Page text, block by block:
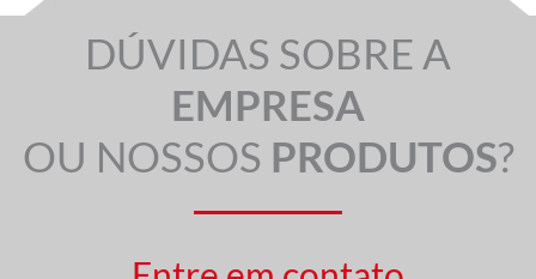
DÚVIDAS SOBRE A
EMPRESA
OU NOSSOS PRODUTOS?